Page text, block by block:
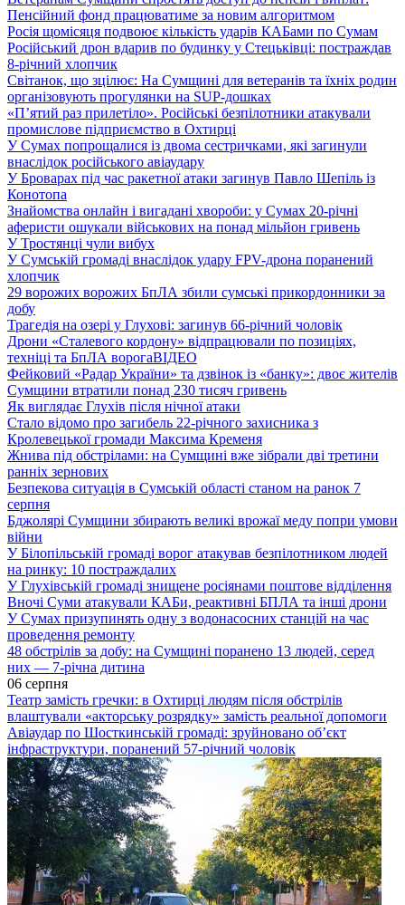
Пенсійний фонд працюватиме за новим алгоритмом
Росія щомісяця подвоює кількість ударів КАБами по Сумам
Російський дрон вдарив по будинку у Стецьківці: постраждав
8-річний хлопчик
Світанок, що зцілює: На Сумщині для ветеранів та їхніх родин
організовують прогулянки на SUP-дошках
«П’ятий раз прилетіло». Російські безпілотники атакували
промислове підприємство в Охтирці
У Сумах попрощалися із двома сестричками, які загинули
внаслідок російського авіаудару
У Броварах під час ракетної атаки загинув Павло Шепіль із
Конотопа
Знайомства онлайн і вигадані хвороби: у Сумах 20-річні
аферисти ошукали військових на понад мільйон гривень
У Тростянці чули вибух
У Сумській громаді внаслідок удару FPV-дрона поранений
хлопчик
29 ворожих ворожих БпЛА збили сумські прикордонники за
добу
Трагедія на озері у Глухові: загинув 66-річний чоловік
Дрони «Сталевого кордону» відпрацювали по позиціях,
техніці та БпЛА ворогаВІДЕО
Фейковий «Радар України» та дзвінок із «банку»: двоє жителів
Сумщини втратили понад 230 тисяч гривень
Як виглядає Глухів після нічної атаки
Стало відомо про загибель 22-річного захисника з
Кролевецької громади Максима Кременя
Жнива під обстрілами: на Сумщині вже зібрали дві третини
ранніх зернових
Безпекова ситуація в Сумській області станом на ранок 7
серпня
Бджолярі Сумщини збирають великі врожаї меду попри умови
війни
У Білопільській громаді ворог атакував безпілотником людей
на ринку: 10 постраждалих
У Глухівській громаді знищене росіянами поштове відділення
Вночі Суми атакували КАБи, реактивні БПЛА та інші дрони
У Сумах призупинять одну з водонасосних станцій на час
проведення ремонту
48 обстрілів за добу: на Сумщині поранено 13 людей, серед
них — 7-річна дитина
06 серпня
Театр замість гречки: в Охтирці людям після обстрілів
влаштували «акторську розрядку» замість реальної допомоги
Авіаудар по Шосткинській громаді: зруйновано об’єкт
інфраструктури, поранений 57-річний чоловік